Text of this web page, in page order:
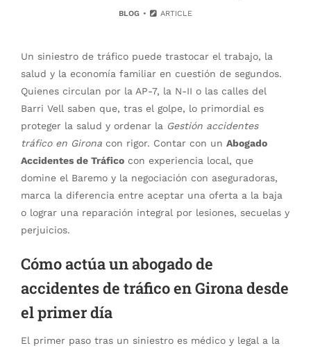
BLOG ARTICLE
Un siniestro de tráfico puede trastocar el trabajo, la
salud y la economía familiar en cuestión de segundos.
Quienes circulan por la AP-7, la N-II o las calles del
Barri Vell saben que, tras el golpe, lo primordial es
proteger la salud y ordenar la Gestión accidentes
tráfico en Girona con rigor. Contar con un Abogado
Accidentes de Tráfico con experiencia local, que
domine el Baremo y la negociación con aseguradoras,
marca la diferencia entre aceptar una oferta a la baja
o lograr una reparación integral por lesiones, secuelas y
perjuicios.
Cómo actúa un abogado de
accidentes de tráfico en Girona desde
el primer día
El primer paso tras un siniestro es médico y legal a la